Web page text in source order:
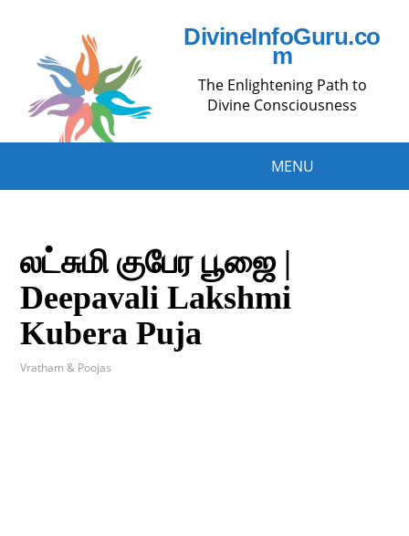
DivineInfoGuru.co
m
The Enlightening Path to
Divine Consciousness
MENU
லட்சுமி குபேர பூஜை |
Deepavali Lakshmi
Kubera Puja
Vratham & Poojas